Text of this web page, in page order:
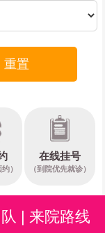
重置
）
在线挂号
（到院优先就诊）
| 来院路线